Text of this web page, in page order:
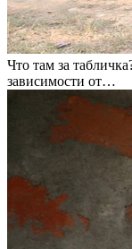
Что там за
зависимости от…